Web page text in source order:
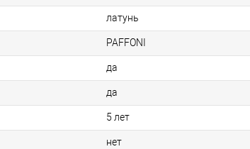
латунь
PAFFONI
да
да
5 лет
нет